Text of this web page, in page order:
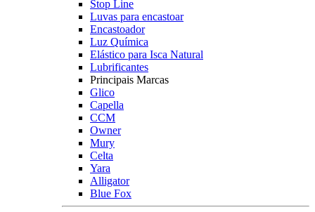
Stop Line
Luvas para encastoar
Encastoador
Luz Química
Elástico para Isca Natural
Lubrificantes
Principais Marcas
Glico
Capella
CCM
Owner
Mury
Celta
Yara
Alligator
Blue Fox